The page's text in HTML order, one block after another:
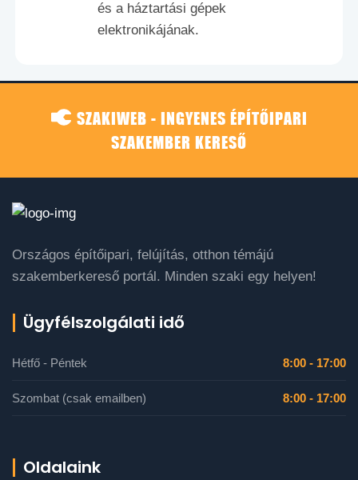
és a háztartási gépek
elektronikájának.
SZAKIWEB - INGYENES ÉPÍTŐIPARI
SZAKEMBER KERESŐ
Országos építőipari, felújítás, otthon témájú
szakemberkereső portál. Minden szaki egy helyen!
Ügyfélszolgálati idő
Hétfő - Péntek 8:00 - 17:00
Szombat (csak emailben) 8:00 - 17:00
Oldalaink